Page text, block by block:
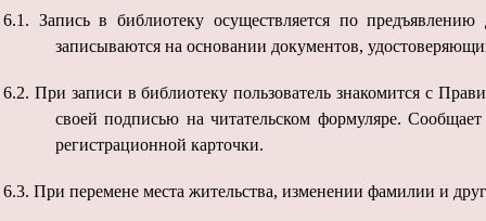
6.1. Запись в библиотеку осуществляется по
записываются на основании документов,
6.2. При записи в библиотеку пользователь знакомится с
своей подписью на читательском формуляре.
регистрационной карточки.
6.3. При перемене места жительства, изменении фамилии и